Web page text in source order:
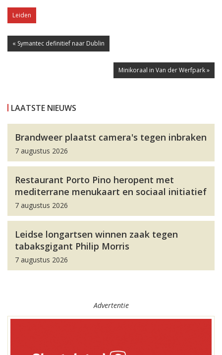
Leiden
« Symantec definitief naar Dublin
Minikoraal in Van der Werfpark »
LAATSTE NIEUWS
Brandweer plaatst camera's tegen inbraken
7 augustus 2026
Restaurant Porto Pino heropent met
mediterrane menukaart en sociaal initiatief
7 augustus 2026
Leidse longartsen winnen zaak tegen
tabaksgigant Philip Morris
7 augustus 2026
Advertentie